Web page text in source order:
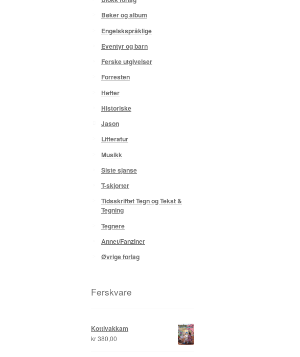
Bøker og album
Engelskspråklige
Eventyr og barn
Ferske utgivelser
Forresten
Hefter
Historiske
Jason
Litteratur
Musikk
Siste sjanse
T-skjorter
Tidsskriftet Tegn og Tekst &
Tegning
Tegnere
Annet/Fanziner
Øvrige forlag
Ferskvare
Kottivakkam
kr380,00